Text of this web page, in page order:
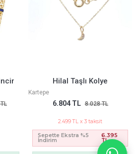
Z Taşlı Gurmet Zincir
Ema Jewelery
251.094 TL 334.791 TL
92.210 TL x 3 taksit